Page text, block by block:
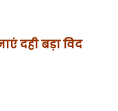
दही बड़ा विद